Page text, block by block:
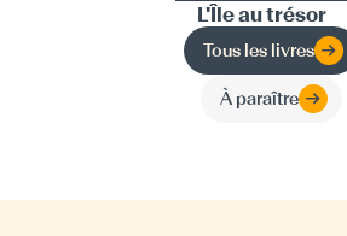
L'Île au trésor
Tous les livres
À paraître